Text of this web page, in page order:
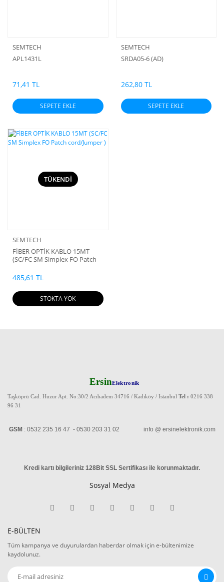
SEMTECH
APL1431L
71,41 TL
SEPETE EKLE
SEMTECH
SRDA05-6 (AD)
262,80 TL
SEPETE EKLE
TÜKENDİ
SEMTECH
FİBER OPTİK KABLO 15MT
(SC/FC SM Simplex FO Patch
485,61 TL
STOKTA YOK
ErsinElektronik
Taşköprü Cad. Huzur Apt. No:30/2 Acıbadem 34716 / Kadıköy / Istanbul Tel : 0216 338
96 31
GSM : 0532 235 16 47 - 0530 203 31 02 info @ ersinelektronik.com
Kredi kartı bilgileriniz 128Bit SSL Sertifikası ile korunmaktadır.
Sosyal Medya
E-BÜLTEN
Tüm kampanya ve duyurulardan haberdar olmak için e-bültenimize
kaydolunuz.